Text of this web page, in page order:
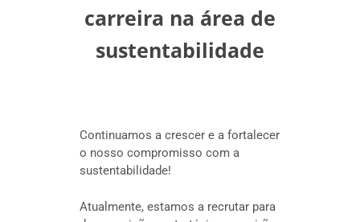
carreira na área de
sustentabilidade
Continuamos a crescer e a fortalecer
o nosso compromisso com a
sustentabilidade!
Atualmente, estamos a recrutar para